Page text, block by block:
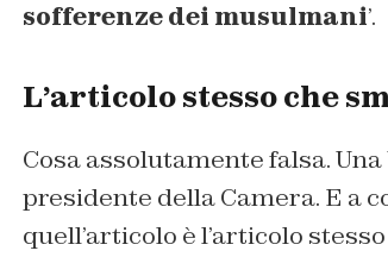
sofferenze dei musulmani’.
L’articolo stesso che
Cosa assolutamente falsa.
presidente della Camera. E a
quell’articolo è l’articolo